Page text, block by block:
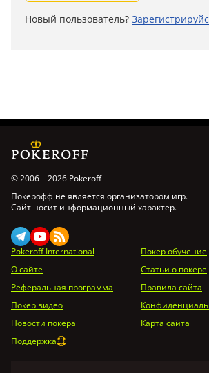
Новый пользователь?
© 2006—2026 Pokeroff
Покерофф не является организатором игр.
Сайт носит информационный характер.
Pokeroff International
Покер обучение
О сайте
Статьи о покере
Реферальная программа
Правила сайта
Покер видео
Новости покера
Карта сайта
Поддержка